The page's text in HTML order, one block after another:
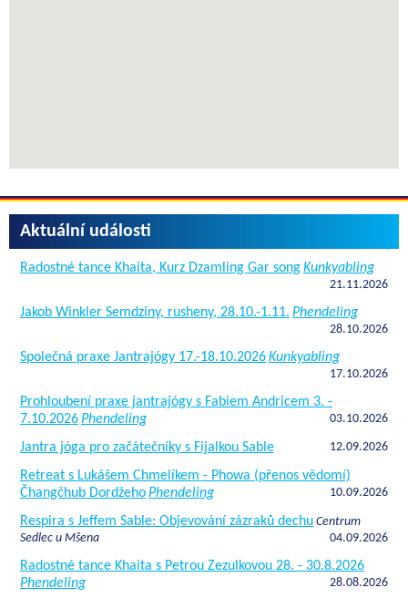
Aktuální události
Radostné tance Khaita, Kurz Dzamling Gar songKunkyabling
21.11.2026
Jakob Winkler Semdziny, rusheny, 28.10.-1.11. Phendeling
28.10.2026
Společná praxe Jantrajógy 17.-18.10.2026Kunkyabling
17.10.2026
Prohloubení praxe jantrajógy s Fabiem Andricem 3. -
7.10.2026Phendeling 03.10.2026
Jantra jóga pro začátečníky s Fijalkou Sable 12.09.2026
Retreat s Lukášem Chmelíkem - Phowa (přenos vědomí)
Čhangčhub DordžehoPhendeling 10.09.2026
Respira s Jeffem Sable: Objevování zázraků dechu Centrum
Sedlec u Mšena
04.09.2026
Radostné tance Khaita s Petrou Zezulkovou 28. - 30.8.2026
Phendeling
28.08.2026